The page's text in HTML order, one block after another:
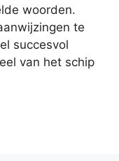
woorden.
te
succesvol
van het schip